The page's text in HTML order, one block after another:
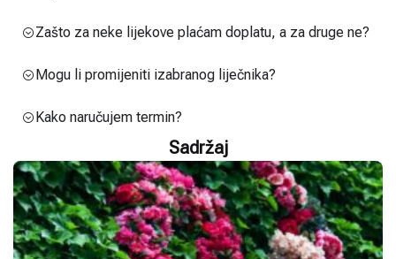
Zašto za neke lijekove plaćam doplatu, a za druge ne?
Mogu li promijeniti izabranog liječnika?
Kako naručujem termin?
Sadržaj